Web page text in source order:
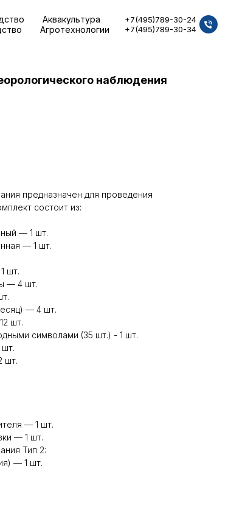
Аквакультура
Агротехнологии
+7(495)789-30-24
+7(495)789-30-34
наблюдения
предназначен для проведения
состоит из:
— 1 шт.
— 1 шт.
шт.
— 4 шт.
— 4 шт.
шт.
символами (35 шт.) - 1 шт.
шт.
— 1 шт.
— 1 шт.
Тип 2:
— 1 шт.